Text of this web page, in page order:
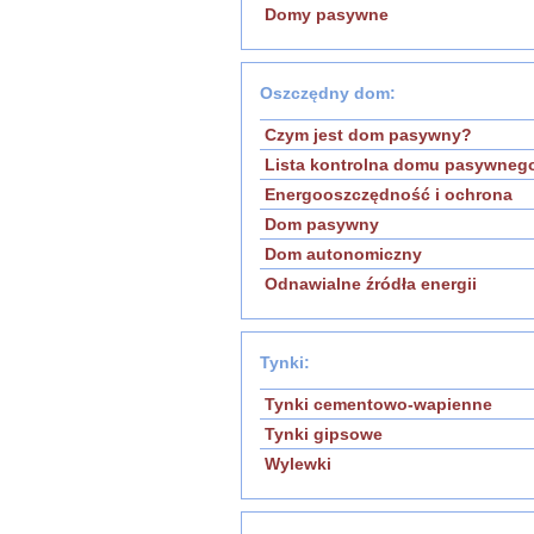
Domy pasywne
Oszczędny dom:
Czym jest dom pasywny?
Lista kontrolna domu
Energooszczędność i ochrona
Dom pasywny
Dom autonomiczny
Odnawialne źródła energii
Tynki:
Tynki cementowo-wapienne
Tynki gipsowe
Wylewki